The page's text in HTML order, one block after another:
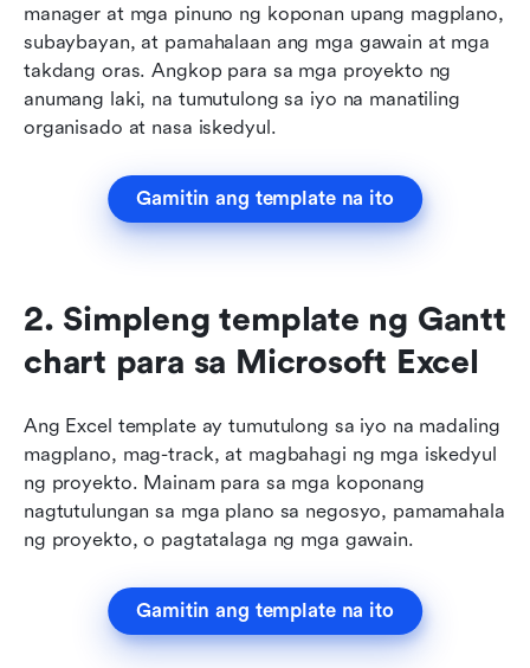
manager at mga pinuno ng koponan upang magplano,
subaybayan, at pamahalaan ang mga gawain at mga
takdang oras. Angkop para sa mga proyekto ng
anumang laki, na tumutulong sa iyo na manatiling
organisado at nasa iskedyul.
Gamitin ang template na ito
2. Simpleng template ng Gantt
chart para sa Microsoft Excel
Ang Excel template ay tumutulong sa iyo na madaling
magplano, mag-track, at magbahagi ng mga iskedyul
ng proyekto. Mainam para sa mga koponang
nagtutulungan sa mga plano sa negosyo, pamamahala
ng proyekto, o pagtatalaga ng mga gawain.
Gamitin ang template na ito